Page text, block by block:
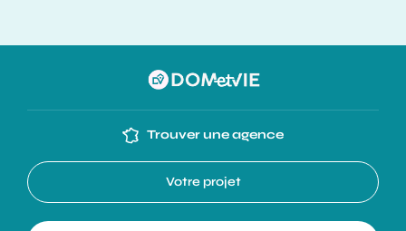
Trouver une agence
Votre projet